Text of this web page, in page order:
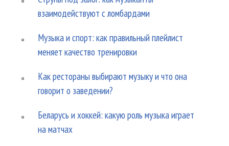
взаимодействуют с ломбардами
Музыка и спорт: как правильный плейлист
меняет качество тренировки
Как рестораны выбирают музыку и что она
говорит о заведении?
Беларусь и хоккей: какую роль музыка играет
на матчах